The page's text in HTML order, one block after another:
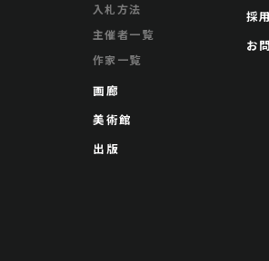
入札方法
主催者一覧
作家一覧
画廊
美術館
出版
採
お